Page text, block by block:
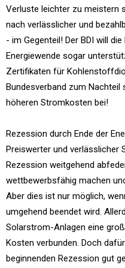
Verluste leichter zu meistern
nach verlässlicher und
- im Gegenteil! Der BDI will
Energiewende sogar
Zertifikaten für
Bundesverband zum Nachteil
höheren Stromkosten bei!
Rezession durch Ende der
Preiswerter und verlässlicher
Rezession weitgehend
wettbewerbsfähig machen
Aber dies ist nur möglich,
umgehend beendet wird.
Solarstrom-Anlagen eine
Kosten verbunden. Doch
beginnenden Rezession gut